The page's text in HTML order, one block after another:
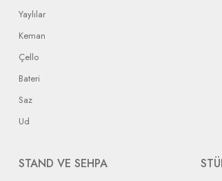
Yaylılar
Keman
Çello
Bateri
Saz
Ud
STAND VE SEHPA